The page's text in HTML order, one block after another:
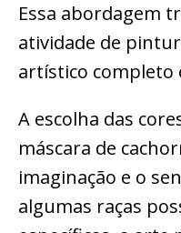
Essa abordagem
atividade de
artístico completo
A escolha das
máscara de
imaginação e o
algumas raças